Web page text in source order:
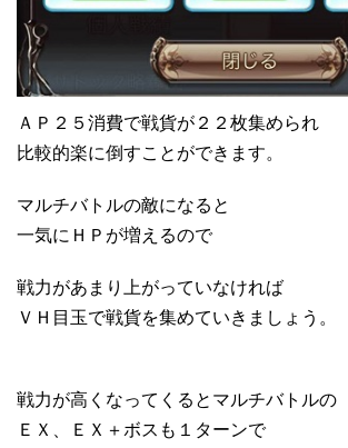
ＡＰ２５消費で戦貨が２２枚集められ
比較的楽に倒すことができます。
マルチバトルの敵になると
一気にＨＰが増えるので
戦力があまり上がっていなければ
ＶＨ目玉で戦貨を集めていきましょう。
戦力が高くなってくるとマルチバトルの
ＥＸ、ＥＸ＋ボスも１ターンで